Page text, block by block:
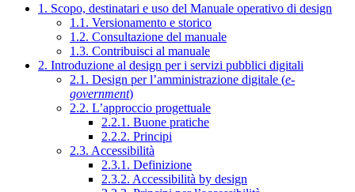
1. Scopo, destinatari e uso del Manuale operativo di design
1.1. Versionamento e storico
1.2. Consultazione del manuale
1.3. Contribuisci al manuale
2. Introduzione al design per i servizi pubblici digitali
2.1. Design per l’amministrazione digitale (e-
government)
2.2. L’approccio progettuale
2.2.1. Buone pratiche
2.2.2. Principi
2.3. Accessibilità
2.3.1. Definizione
2.3.2. Accessibilità by design